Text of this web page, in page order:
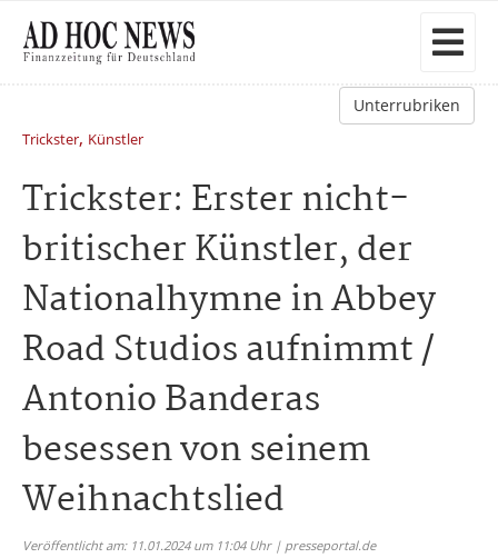
Unterrubriken
Trickster, Künstler
Trickster: Erster nicht-
britischer Künstler, der
Nationalhymne in Abbey
Road Studios aufnimmt /
Antonio Banderas
besessen von seinem
Weihnachtslied
Veröffentlicht am: 11.01.2024 um 11:04 Uhr | presseportal.de